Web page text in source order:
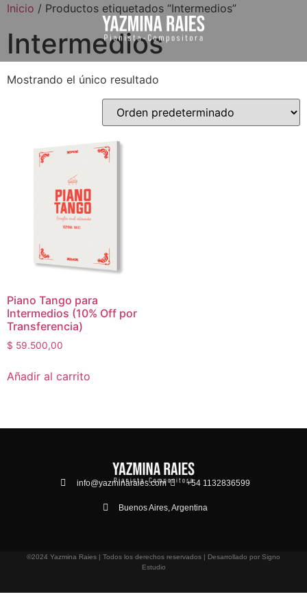
Inicio / Productos etiquetados “Intermedios”
Intermedios
Mostrando el único resultado
Piano Tango para
Intermedios (10% Off por
Transferencia)
$ 59.500,00
Añadir al carrito
info@yazminaraies.com +54 1132836599
Buenos Aires, Argentina
©2024 Yazmina Raies | Todos los derechos reservados | Desarrollado por Signo
Estudio